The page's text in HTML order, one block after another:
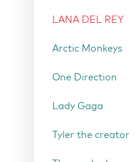
LANA DEL REY
Arctic Monkeys
One Direction
Lady Gaga
Tyler the creator